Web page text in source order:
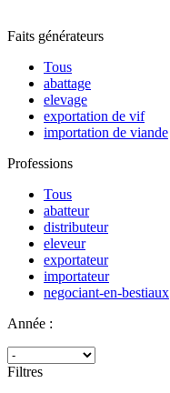
Faits générateurs
Tous
abattage
elevage
exportation de vif
importation de viande
Professions
Tous
abatteur
distributeur
eleveur
exportateur
importateur
negociant-en-bestiaux
Année :
Filtres